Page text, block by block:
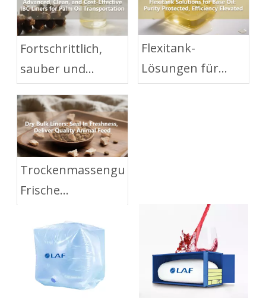
Fortschrittlich,
sauber und
kostengünstig:
IBC-Liner für den
Palmöltransport
Flexitank-
Lösungen für
Grundöl: Reinheit
Trockenmassengutauskleidungen:
Frische
hochwertiges
Tierfutter liefern